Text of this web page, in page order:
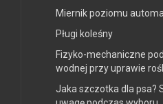
Miernik poziomu
Pługi koleśny
Fizyko-mechaniczne
wodnej przy uprawie
Jaka szczotka dla psa?